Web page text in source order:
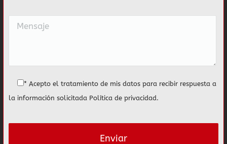
* Acepto el tratamiento de mis datos para recibir respuesta a
la información solicitada Política de privacidad.